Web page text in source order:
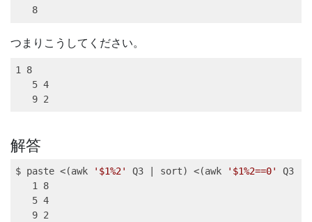
8
つまりこうしてください。
1
8
5 4
9 2
解答
$ paste <(awk '$1%2' Q3 sort) <(awk '$1%2==0' Q3
1
8
5 4
9 2